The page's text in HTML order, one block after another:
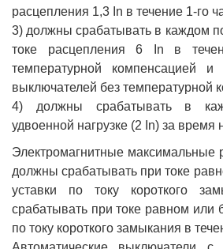
расцепления 1,3 In в течение 1-го
3) должны срабатывать в каждом
токе расцепления 6 In в
температурной компенсацией
выключателей без температурной
4) должны срабатывать в
удвоенной нагрузке (2 In) за время
Электромагнитные максимальные
должны срабатывать при токе
уставки по току короткого
срабатывать при токе равном или
по току короткого замыкания в